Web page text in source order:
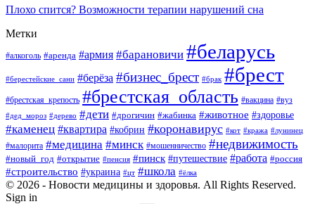
Плохо спится? Возможности терапии нарушений сна
Метки
#алкоголь #аренда #армия #барановичи #беларусь
#берестейские_сани #берёза #бизнес_брест #брак #брест
#брестская_крепость #брестская_область #вакцина #вуз
#дед_мороз #дерево #дети #дрогичин #жабинка #животное #здоровье
#каменец #квартира #кобрин #коронавирус #кот #кража #лунинец
#малорита #медицина #минск #мошенничество #недвижимость
#новый_год #открытие #пенсия #пинск #путешествие #работа #россия
#строительство #украина #цт #школа #ёлка
© 2026 - Новости медицины и здоровья. All Rights Reserved.
Sign in